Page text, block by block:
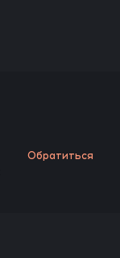
Обратиться